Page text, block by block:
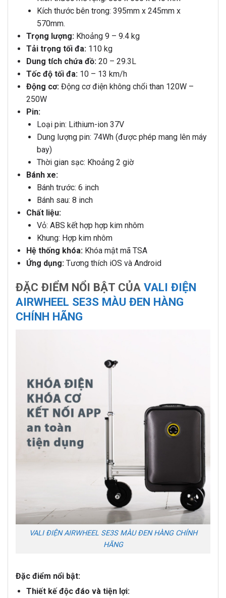
Kích thước bên trong: 395mm x 245mm x
570mm.
Trọng lượng:Khoảng 9 – 9.4 kg
Tải trọng tối đa:110 kg
Dung tích chứa đồ:20 – 29.3L
Tốc độ tối đa:10 – 13 km/h
Động cơ:Động cơ điện không chổi than 120W –
250W
Pin:
Loại pin: Lithium-ion 37V
Dung lượng pin: 74Wh (được phép mang lên máy
bay)
Thời gian sạc: Khoảng 2 giờ
Bánh xe:
Bánh trước: 6 inch
Bánh sau: 8 inch
Chất liệu:
Vỏ: ABS kết hợp hợp kim nhôm
Khung: Hợp kim nhôm
Hệ thống khóa:Khóa mật mã TSA
Ứng dụng:Tương thích iOS và Android
ĐẶC ĐIỂM NỔI BẬT CỦA VALI ĐIỆN
AIRWHEEL SE3S MÀU ĐEN HÀNG
CHÍNH HÃNG
VALI ĐIỆN AIRWHEEL SE3S MÀU ĐEN HÀNG CHÍNH
HÃNG
Đặc điểm nổi bật:
Thiết kế độc đáo và tiện lợi: